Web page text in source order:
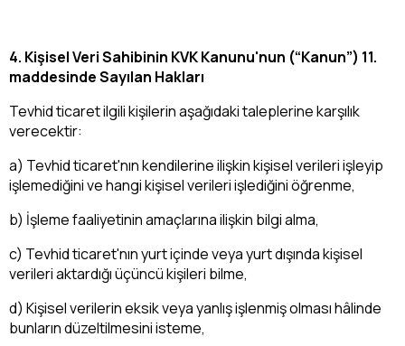
4. Kişisel Veri Sahibinin KVK Kanunu'nun (“Kanun”) 11.
maddesinde Sayılan Hakları
Tevhid ticaret ilgili kişilerin aşağıdaki taleplerine karşılık
verecektir:
a) Tevhid ticaret'nın kendilerine ilişkin kişisel verileri işleyip
işlemediğini ve hangi kişisel verileri işlediğini öğrenme,
b) İşleme faaliyetinin amaçlarına ilişkin bilgi alma,
c) Tevhid ticaret'nın yurt içinde veya yurt dışında kişisel
verileri aktardığı üçüncü kişileri bilme,
d) Kişisel verilerin eksik veya yanlış işlenmiş olması hâlinde
bunların düzeltilmesini isteme,